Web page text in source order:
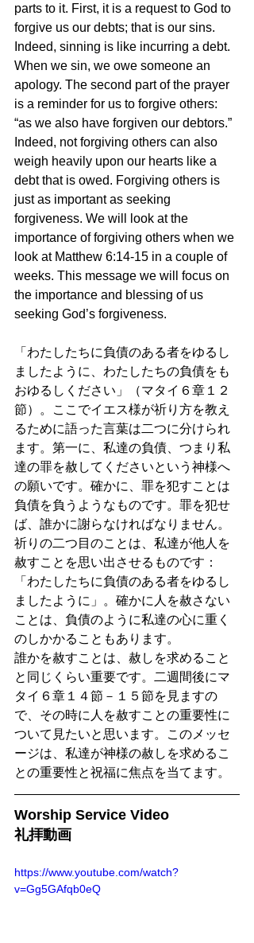
parts to it. First, it is a request to God to
forgive us our debts; that is our sins.
Indeed, sinning is like incurring a debt.
When we sin, we owe someone an
apology. The second part of the prayer
is a reminder for us to forgive others:
“as we also have forgiven our debtors.”
Indeed, not forgiving others can also
weigh heavily upon our hearts like a
debt that is owed. Forgiving others is
just as important as seeking
forgiveness. We will look at the
importance of forgiving others when we
look at Matthew 6:14-15 in a couple of
weeks. This message we will focus on
the importance and blessing of us
seeking God’s forgiveness.
「わたしたちに負債のある者をゆるし
ましたように、わたしたちの負債をも
おゆるしください」（マタイ６章１２
節）。ここでイエス様が祈り方を教え
るために語った言葉は二つに分けられ
ます。第一に、私達の負債、つまり私
達の罪を赦してくださいという神様へ
の願いです。確かに、罪を犯すことは
負債を負うようなものです。罪を犯せ
ば、誰かに謝らなければなりません。
祈りの二つ目のことは、私達が他人を
赦すことを思い出させるものです：
「わたしたちに負債のある者をゆるし
ましたように」。確かに人を赦さない
ことは、負債のように私達の心に重く
のしかかることもあります。
誰かを赦すことは、赦しを求めること
と同じくらい重要です。二週間後にマ
タイ６章１４節－１５節を見ますの
で、その時に人を赦すことの重要性に
ついて見たいと思います。このメッセ
ージは、私達が神様の赦しを求めるこ
との重要性と祝福に焦点を当てます。
Worship Service Video
礼拝動画
https://www.youtube.com/watch?
v=Gg5GAfqb0eQ